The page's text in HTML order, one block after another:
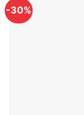
-30%